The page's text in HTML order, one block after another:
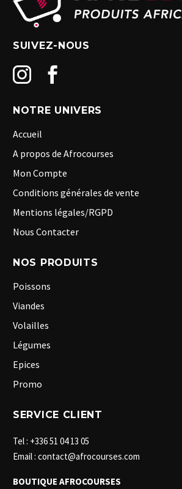
SUIVEZ-NOUS
NOTRE UNIVERS
Accueil
A propos de Afrocourses
Mon Compte
Conditions générales de vente
Mentions légales/RGPD
Nous Contacter
NOS PRODUITS
Poissons
Viandes
Volailles
Légumes
Epices
Promo
SERVICE CLIENT
Tel : +336 51 04 13 05
Email : contact@afrocourses.com
BOUTIQUE AFROCOURSES